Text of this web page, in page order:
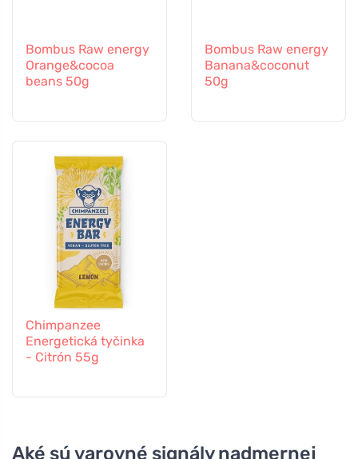
Bombus Raw energy
Orange&cocoa
beans 50g
Bombus Raw energy
Banana&coconut
50g
Chimpanzee
Energetická tyčinka
- Citrón 55g
Aké sú varovné signály nadmernej